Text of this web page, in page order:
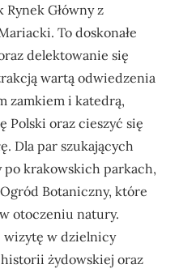
Główny z
To doskonałe
delektowanie się
wartą odwiedzenia
zamkiem i katedrą,
Polski oraz cieszyć się
Dla par szukających
po krakowskich parkach,
Botaniczny, które
otoczeniu natury.
wizytę w dzielnicy
żydowskiej oraz